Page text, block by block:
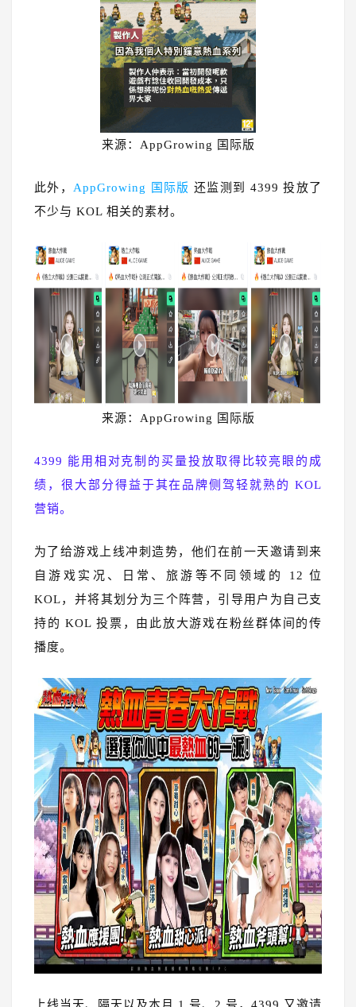
来源：AppGrowing 国际版
此外， AppGrowing 国际版 还监测到 4399 投放了
不少与 KOL 相关的素材。
来源：AppGrowing 国际版
4399 能用相对克制的买量投放取得比较亮眼的成
绩，很大部分得益于其在品牌侧驾轻就熟的 KOL
营销。
为了给游戏上线冲刺造势，他们在前一天邀请到来
自游戏实况、日常、旅游等不同领域的 12 位
KOL，并将其划分为三个阵营，引导用户为自己支
持的 KOL 投票，由此放大游戏在粉丝群体间的传
播度。